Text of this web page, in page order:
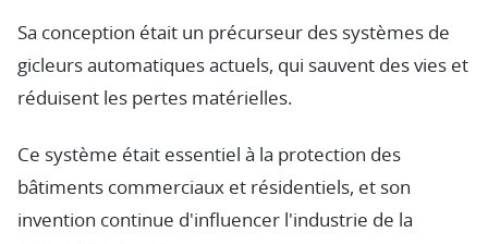
Sa conception était un précurseur des systèmes de
gicleurs automatiques actuels, qui sauvent des vies et
réduisent les pertes matérielles.
Ce système était essentiel à la protection des
bâtiments commerciaux et résidentiels, et son
invention continue d'influencer l'industrie de la